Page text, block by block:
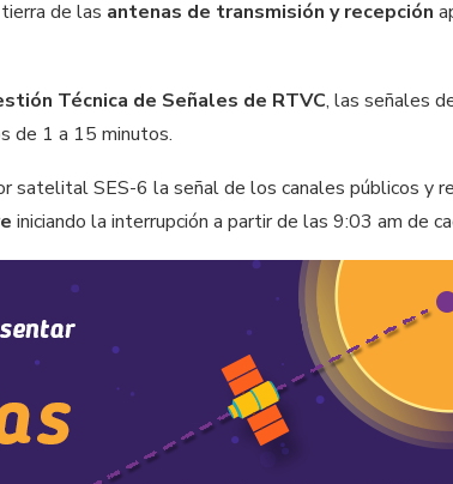
de las antenas de transmisión y recepción
Técnica de Señales de RTVC, las señales
de 1 a 15 minutos.
satelital SES-6 la señal de los canales públicos y
iniciando la interrupción a partir de las 9:03 am de